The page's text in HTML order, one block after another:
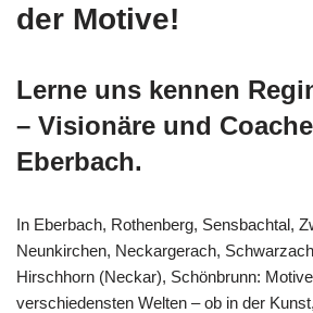
der Motive!
Lerne uns kennen
– Visionäre und
Eberbach.
In Eberbach, Rothenberg, Sensbachtal,
Neunkirchen, Neckargerach,
Hirschhorn (Neckar), Schönbrunn:
verschiedensten Welten – ob in der